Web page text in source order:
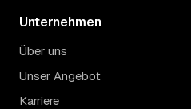
Unternehmen
Über uns
Unser Angebot
Karriere